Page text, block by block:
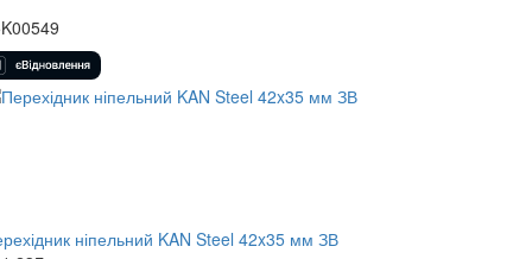
ніпельний KAN Steel 42x35 мм ЗВ